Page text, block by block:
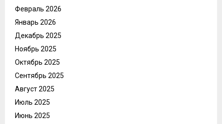
Февраль 2026
Январь 2026
Декабрь 2025
Ноябрь 2025
Октябрь 2025
Сентябрь 2025
Август 2025
Июль 2025
Июнь 2025